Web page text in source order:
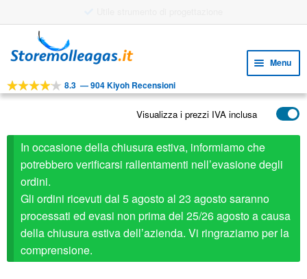
alla
al
Menu
STRUMENTI
il
menu
child
child
APPLICAZIONI
SERVIZIO CLIENTI
child
FAQ
8.3 —904 Kiyoh Recensioni
Visualizza i prezzi IVA inclusa
In occasione della chiusura estiva, informiamo che
potrebbero verificarsi rallentamenti nell’evasione degli
ordini.
Gli ordini ricevuti dal 5 agosto al 23 agosto saranno
processati ed evasi non prima del 25/26 agosto a causa
della chiusura estiva dell’azienda. Vi ringraziamo per la
comprensione.